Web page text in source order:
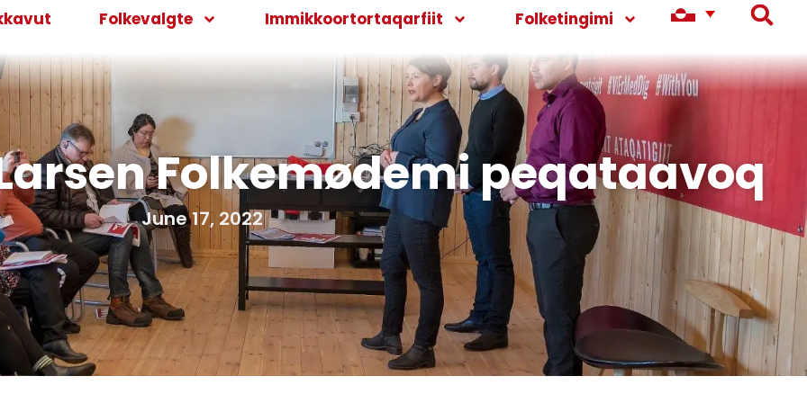
Folkevalgte Immikkoortortaqarfiit Folketingimi
Folkemødemi peqataavoq
June 17, 2022